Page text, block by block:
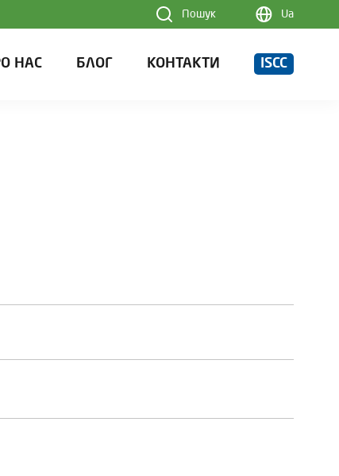
Пошук Ua
НАС БЛОГ КОНТАКТИ ISCC